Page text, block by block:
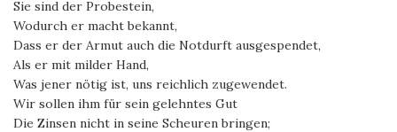
Sie sind der Probestein,
Wodurch er macht bekannt,
Dass er der Armut auch die Notdurft ausgespendet,
Als er mit milder Hand,
Was jener nötig ist, uns reichlich zugewendet.
Wir sollen ihm für sein gelehntes Gut
Die Zinsen nicht in seine Scheuren bringen;